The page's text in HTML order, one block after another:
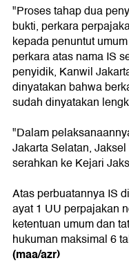
"Proses tahap dua
bukti, perkara
kepada penuntut
perkara atas nama IS
penyidik, Kanwil
dinyatakan bahwa
sudah dinyatakan
"Dalam
Jakarta Selatan,
serahkan ke Kejari
Atas perbuatannya IS
ayat 1 UU perpajakan
ketentuan umum dan
hukuman maksimal 6
(maa/azr)